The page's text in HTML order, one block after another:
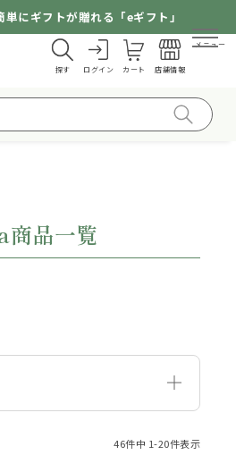
にギフトが贈れる「eギフト」
探す ログイン カート 店舗情報
メニュー
品一覧
46件中 1-20件表示